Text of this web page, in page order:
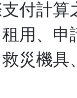
付計算
用、申
災機具